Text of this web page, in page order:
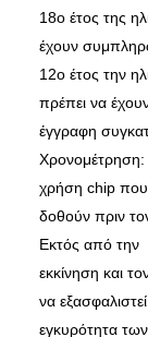
18ο έτος της
έχουν
12ο έτος την
πρέπει να
έγγραφη
Χρονομέτρηση:
χρήση chip
δοθούν πριν
Εκτός από την
εκκίνηση και
να
εγκυρότητα